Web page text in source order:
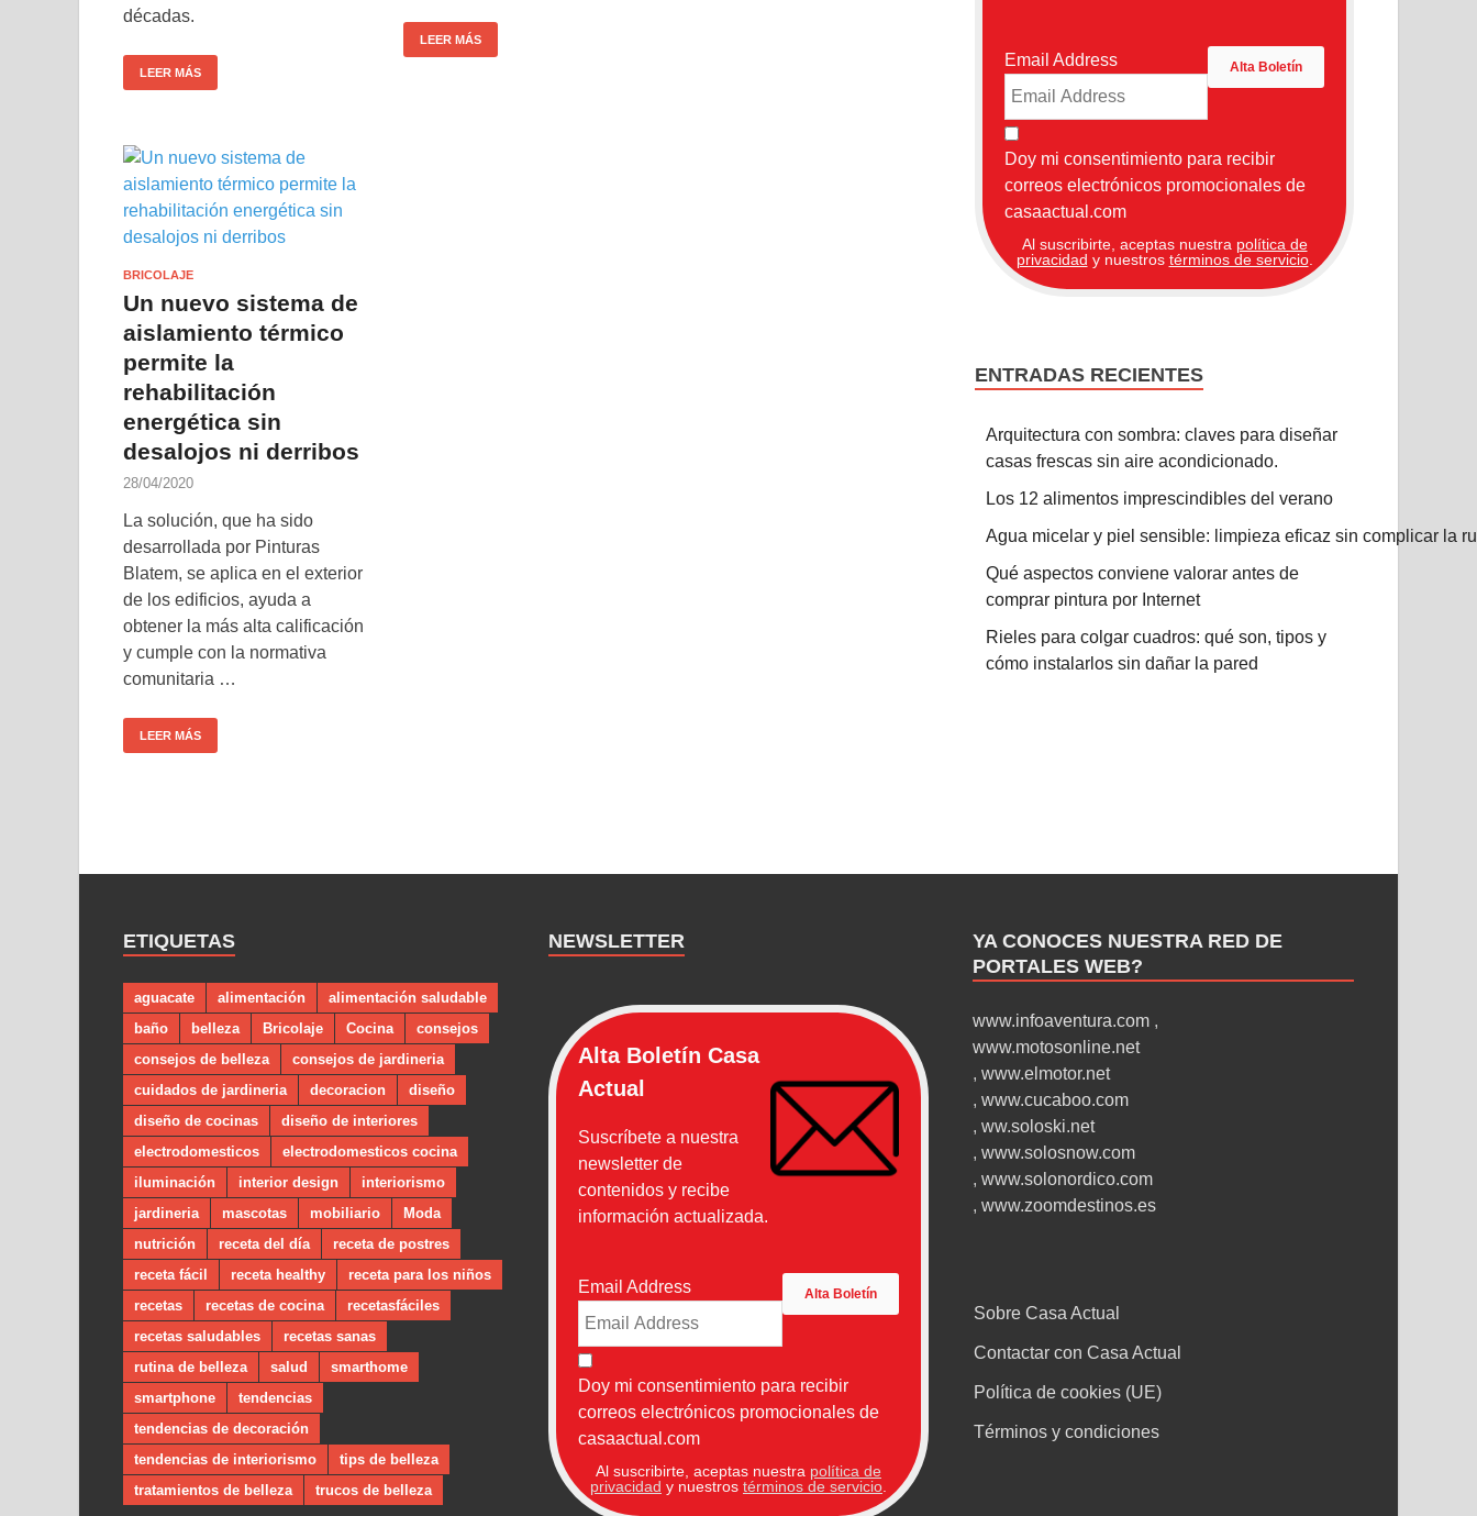
décadas.
LEER MÁS
LEER MÁS
BRICOLAJE
Un nuevo sistema de
aislamiento térmico
permite la
rehabilitación
energética sin
desalojos ni derribos
28/04/2020
La solución, que ha sido
desarrollada por Pinturas
Blatem, se aplica en el exterior
de los edificios, ayuda a
obtener la más alta calificación
y cumple con la normativa
comunitaria …
LEER MÁS
Email Address
Doy mi consentimiento para recibir
correos electrónicos promocionales de
casaactual.com
Al suscribirte, aceptas nuestra política de
privacidad y nuestros términos de servicio.
ENTRADAS RECIENTES
Arquitectura con sombra: claves para diseñar
casas frescas sin aire acondicionado.
Los 12 alimentos imprescindibles del verano
Agua micelar y piel sensible: limpieza eficaz sin complicar la
Qué aspectos conviene valorar antes de
comprar pintura por Internet
Rieles para colgar cuadros: qué son, tipos y
cómo instalarlos sin dañar la pared
ETIQUETAS
aguacate alimentación
alimentación saludable
baño
belleza Bricolaje Cocina
consejos
consejos de belleza
consejos de jardineria
cuidados de jardineria
decoracion
diseño
diseño de cocinas
diseño de interiores
electrodomesticos
electrodomesticos cocina
iluminación
interior design
interiorismo
jardineria
mascotas mobiliario
Moda
nutrición
receta del día
receta de postres
receta fácil
receta healthy
receta para los niños
recetas
recetas de cocina
recetasfáciles
recetas saludables
recetas sanas
rutina de belleza
salud
smarthome
smartphone
tendencias
tendencias de decoración
tendencias de interiorismo
tips de belleza
tratamientos de belleza
trucos de belleza
NEWSLETTER
Alta Boletín Casa
Actual
Suscríbete a nuestra
newsletter de
contenidos y recibe
información actualizada.
Email Address
Doy mi consentimiento para recibir
correos electrónicos promocionales de
casaactual.com
Al suscribirte, aceptas nuestra política de
privacidad y nuestros términos de servicio.
YA CONOCES NUESTRA RED DE
PORTALES WEB?
www.infoaventura.com ,
www.motosonline.net
,www.elmotor.net
,www.cucaboo.com
,ww.soloski.net
,www.solosnow.com
,www.solonordico.com
,www.zoomdestinos.es
Sobre Casa Actual
Contactar con Casa Actual
Política de cookies (UE)
Términos y condiciones